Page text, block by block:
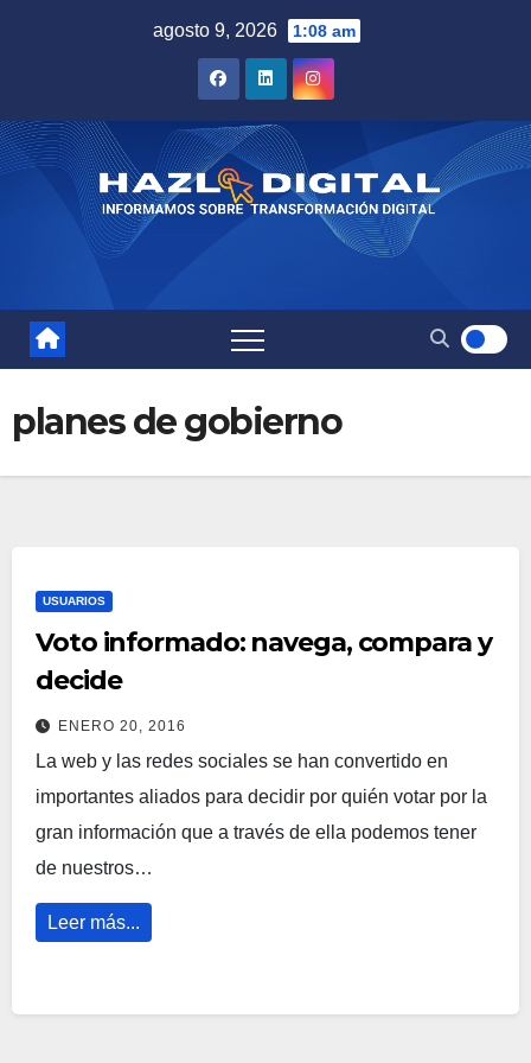
agosto 9, 2026 1:08 am
planes de gobierno
USUARIOS
Voto informado: navega, compara y
decide
ENERO 20, 2016
La web y las redes sociales se han convertido en
importantes aliados para decidir por quién votar por la
gran información que a través de ella podemos tener
de nuestros…
Leer más...